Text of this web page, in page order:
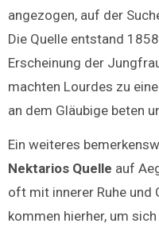
angezogen, auf der
Die Quelle entstand
Erscheinung der
machten Lourdes zu
an dem Gläubige beten
Ein weiteres
Nektarios Quelle auf
oft mit innerer Ruhe und
kommen hierher, um